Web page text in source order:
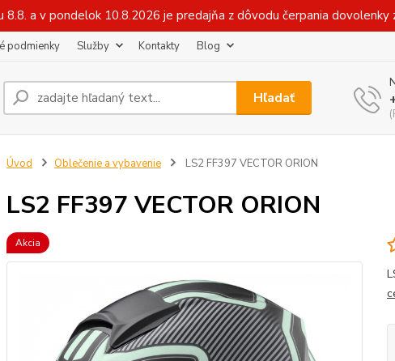
8.8. a v pondelok 10.8.2026 je predajňa z dôvodu čerpania
podmienky Služby Kontakty Blog
Hľadať
Úvod Oblečenie a vybavenie LS2 FF397 VECTOR ORION
LS2 FF397 VECTOR ORION
Akcia